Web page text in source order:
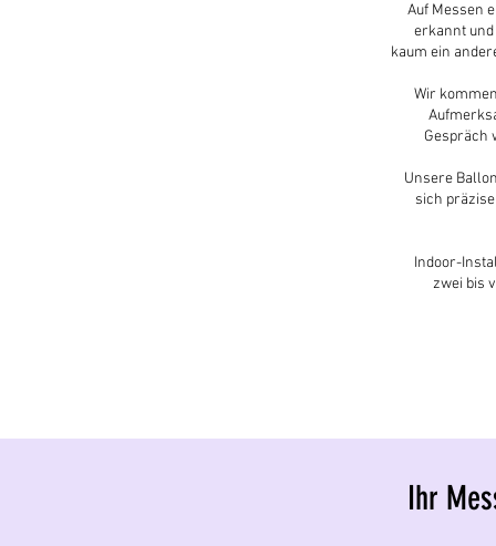
Auf Messen
erkannt
kaum ein
Wir
Gespräch
Unsere
sich
Indoor-
zwei bis
Ihr